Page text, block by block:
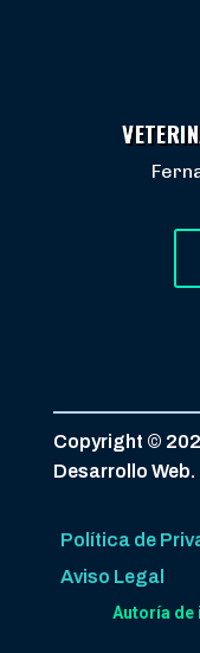
Copyright ©
Desarrollo Web.
Política de
Aviso Legal
Autoría de